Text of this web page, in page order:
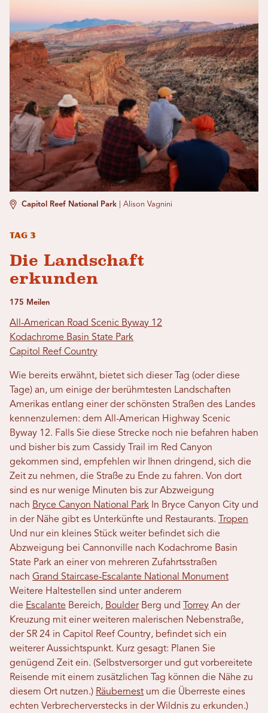
Capitol Reef National Park Alison Vagnini
Tag 3
Die Landschaft
erkunden
175 Meilen
All-American Road Scenic Byway 12
Kodachrome Basin State Park
Capitol Reef Country
Wie bereits erwähnt, bietet sich dieser Tag (oder diese
Tage) an, um einige der berühmtesten Landschaften
Amerikas entlang einer der schönsten Straßen des Landes
kennenzulernen: dem All-American Highway Scenic
Byway 12. Falls Sie diese Strecke noch nie befahren haben
und bisher bis zum Cassidy Trail im Red Canyon
gekommen sind, empfehlen wir Ihnen dringend, sich die
Zeit zu nehmen, die Straße zu Ende zu fahren. Von dort
sind es nur wenige Minuten bis zur Abzweigung
nach Bryce Canyon National Park In Bryce Canyon City und
in der Nähe gibt es Unterkünfte und Restaurants.
Tropen
Und nur ein kleines Stück weiter befindet sich die
Abzweigung bei Cannonville nach Kodachrome Basin
State Park an einer von mehreren Zufahrtsstraßen
nach Grand Staircase-Escalante National Monument
Weitere Haltestellen sind unter anderem
die Escalante Bereich, BoulderBerg und Torrey An der
Kreuzung mit einer weiteren malerischen Nebenstraße,
der SR 24 in Capitol Reef Country, befindet sich ein
weiterer Aussichtspunkt. Kurz gesagt: Planen Sie
genügend Zeit ein. (Selbstversorger und gut vorbereitete
Reisende mit einem zusätzlichen Tag können die Nähe zu
diesem Ort nutzen.) Räubernest um die Überreste eines
echten Verbrecherverstecks ​​in der Wildnis zu erkunden.)